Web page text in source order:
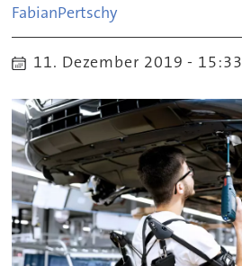
FabianPertschy
11. Dezember 2019 - 15:33